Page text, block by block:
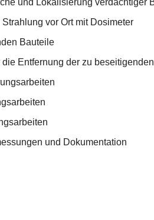
und Lokalisierung verdächtiger
vor Ort mit Dosimeter
Bauteile
Entfernung der zu
und Dokumentation